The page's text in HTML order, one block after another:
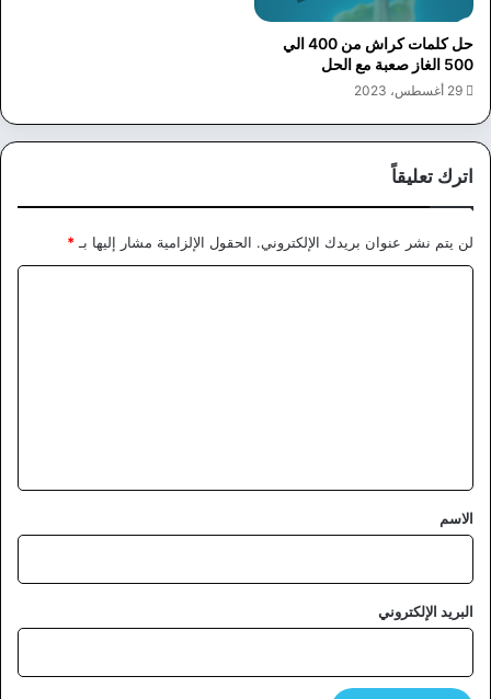
حل كلمات كراش من 400 الي
500 الغاز صعبة مع الحل
29 أغسطس، 2023
اترك تعليقاً
لن يتم نشر عنوان بريدك الإلكتروني. الحقول الإلزامية مشار إليها بـ *
*
الاسم
البريد الإلكتروني